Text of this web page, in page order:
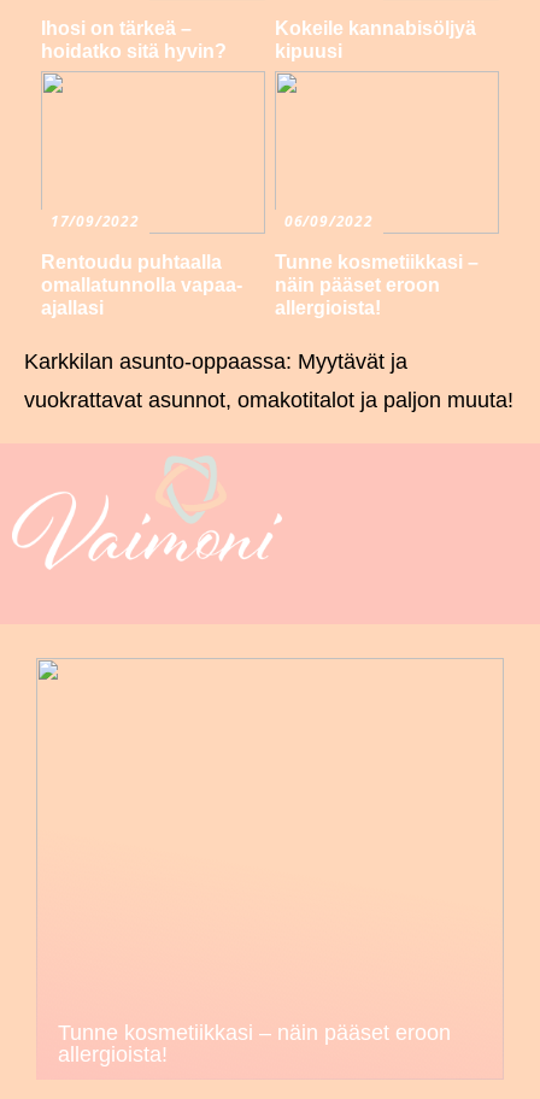
Ihosi on tärkeä –
hoidatko sitä hyvin?
Kokeile kannabisöljyä
kipuusi
17/09/2022
Rentoudu puhtaalla
omallatunnolla vapaa-
ajallasi
06/09/2022
Tunne kosmetiikkasi –
näin pääset eroon
allergioista!
Karkkilan asunto-oppaassa: Myytävät ja
vuokrattavat asunnot, omakotitalot ja paljon muuta!
Tunne kosmetiikkasi – näin pääset eroon
allergioista!